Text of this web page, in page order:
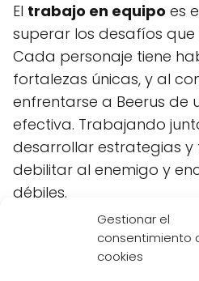
Gestionar el
consentimiento
cookies
El trabajo en equipo es
superar los desafíos que
Cada personaje tiene
fortalezas únicas, y al
enfrentarse a Beerus de
efectiva. Trabajando
desarrollar estrategias
debilitar al enemigo y
débiles.
Además, el trabajo en
cubrirse las espaldas y